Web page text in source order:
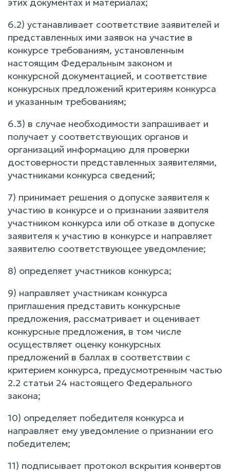
6.2) устанавливает соответствие заявителей и
представленных ими заявок на участие в
конкурсе требованиям, установленным
настоящим Федеральным законом и
конкурсной документацией, и соответствие
конкурсных предложений критериям конкурса
и указанным требованиям;
6.3) в случае необходимости запрашивает и
получает у соответствующих органов и
организаций информацию для проверки
достоверности представленных заявителями,
участниками конкурса сведений;
7) принимает решения о допуске заявителя к
участию в конкурсе и о признании заявителя
участником конкурса или об отказе в допуске
заявителя к участию в конкурсе и направляет
заявителю соответствующее уведомление;
8) определяет участников конкурса;
9) направляет участникам конкурса
приглашения представить конкурсные
предложения, рассматривает и оценивает
конкурсные предложения, в том числе
осуществляет оценку конкурсных
предложений в баллах в соответствии с
критерием конкурса, предусмотренным частью
2.2 статьи 24 настоящего Федерального
закона;
10) определяет победителя конкурса и
направляет ему уведомление о признании его
победителем;
11) подписывает протокол вскрытия конвертов